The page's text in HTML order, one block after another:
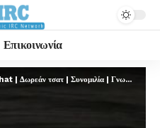
Επικοινωνία
mIRC Hellas Chat - IRC Greek Chat | Δωρεάν τσατ | Συνομιλία | Γνωριμίες | FREE